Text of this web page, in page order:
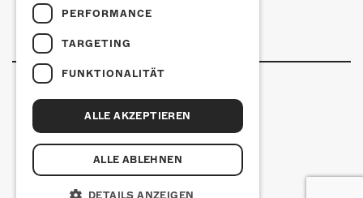
Kulturfabrik Kofmehl
Kofmehlweg 1
+41 32 621 20 60
PERFORMANCE
TARGETING
FUNKTIONALITÄT
ALLE AKZEPTIEREN
ALLE ABLEHNEN
DETAILS ANZEIGEN